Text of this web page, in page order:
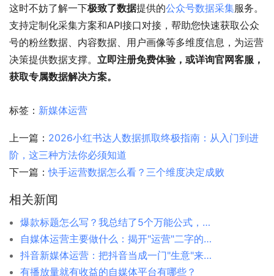
这时不妨了解一下极致了数据提供的公众号数据采集服务。
支持定制化采集方案和API接口对接，帮助您快速获取公众
号的粉丝数据、内容数据、用户画像等多维度信息，为运营
决策提供数据支撑。 立即注册免费体验，或详询官网客服，
获取专属数据解决方案。
标签： 新媒体运营
上一篇： 2026小红书达人数据抓取终极指南：从入门到进
阶，这三种方法你必须知道
下一篇：快手运营数据怎么看？三个维度决定成败
相关新闻
爆款标题怎么写？我总结了5个万能公式，亲测有效
自媒体运营主要做什么：揭开"运营"二字的真正含义
抖音新媒体运营：把抖音当成一门"生意"来经营
有播放量就有收益的自媒体平台有哪些？